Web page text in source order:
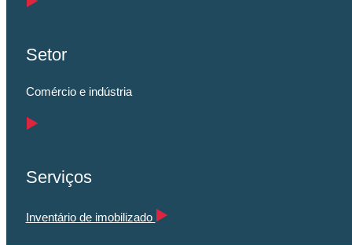
Setor
Comércio e indústria
Serviços
Inventário de imobilizado